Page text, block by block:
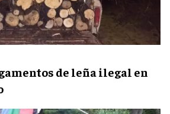
de leña ilegal en